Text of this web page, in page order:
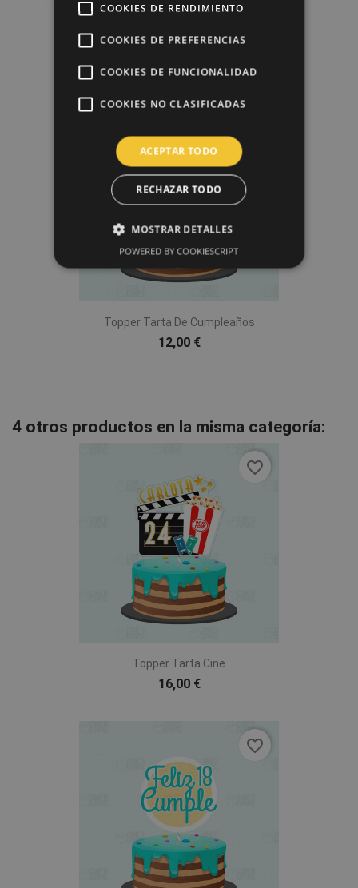
Papel De Azúcar Cumpleaños 3
Topper Tarta De Cumpleaños
12,00 €
4 otros productos en la misma categoría:
Topper Tarta Cine
16,00 €
favorite_border
favorite_border
COOKIES DE RENDIMIENTO
COOKIES DE PREFERENCIAS
COOKIES DE FUNCIONALIDAD
COOKIES NO CLASIFICADAS
ACEPTAR TODO
RECHAZAR TODO
MOSTRAR DETALLES
POWERED BY COOKIESCRIPT